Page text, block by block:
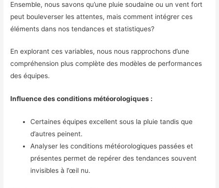
Ensemble, nous savons qu’une pluie soudaine ou un vent fort
peut bouleverser les attentes, mais comment intégrer ces
éléments dans nos tendances et statistiques?
En explorant ces variables, nous nous rapprochons d’une
compréhension plus complète des modèles de performances
des équipes.
Influence des conditions météorologiques :
Certaines équipes excellent sous la pluie tandis que
d’autres peinent.
Analyser les conditions météorologiques passées et
présentes permet de repérer des tendances souvent
invisibles à l’œil nu.